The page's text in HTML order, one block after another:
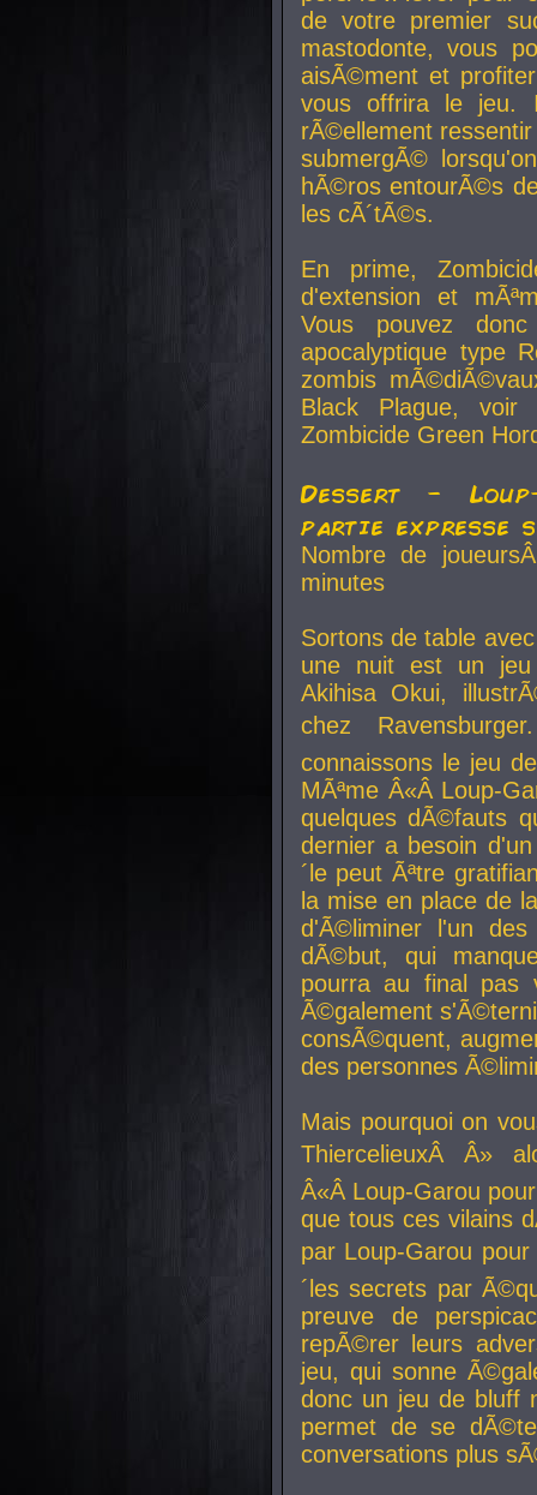
de votre premier
mastodonte, vous
aisÃ©ment et
vous offrira le jeu.
rÃ©ellement
submergÃ©
hÃ©ros entourÃ©s
les cÃ´tÃ©s.
En prime,
d'extension et
Vous pouvez
apocalyptique type
zombis
Black Plague,
Zombicide Green
Dessert -
partie expresse
Nombre de
minutes
Sortons de table
une nuit est un
Akihisa Okui,
chez
connaissons le jeu
MÃªme Â«Â Loup-
quelques dÃ©fauts
dernier a besoin
´le peut Ãªtre
la mise en place de
d'Ã©liminer l'un
dÃ©but, qui
pourra au final pas
Ã©galement
consÃ©quent,
des personnes
Mais pourquoi on
ThiercelieuxÂ Â»
Â«Â Loup-Garou
que tous ces vilains
par Loup-Garou
´les secrets par
preuve de
repÃ©rer leurs
jeu, qui sonne
donc un jeu de bluff
permet de se
conversations plus